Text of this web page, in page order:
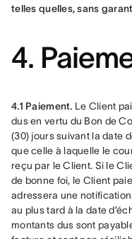
telles quelles, sans
4.
4.1 Paiement. Le Client
dus en vertu du Bon de
(30) jours suivant la date
que celle à laquelle le
reçu par le Client. Si le
de bonne foi, le Client
adressera une
au plus tard à la date
montants dus sont